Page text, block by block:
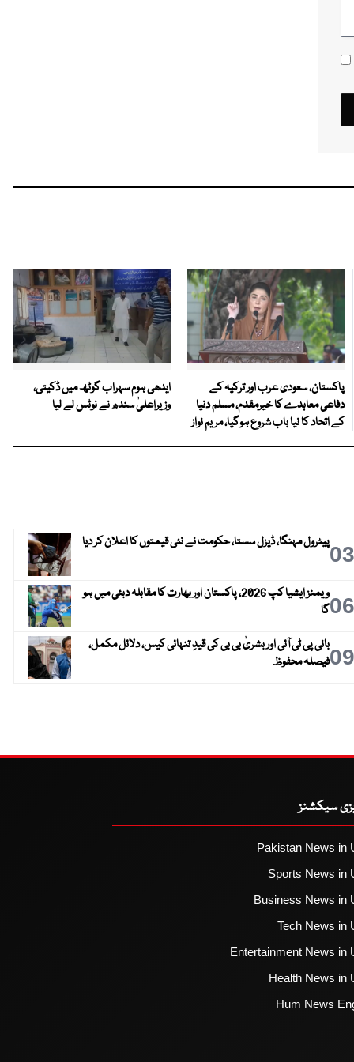
پاکستان، سعودی عرب اور ترکیہ کے
دفاعی معاہدے کا خیرمقدم، مسلم دنیا
کے اتحاد کا نیا باب شروع ہوگیا، مریم نواز
ایدھی ہوم سہراب گوٹھ میں ڈکیتی،
وزیراعلیٰ سندھ نے نوٹس لے لیا
03پیٹرول مہنگا، ڈیزل سستا، حکومت نے نئی قیمتوں کا اعلان کر دیا
06
ویمنز ایشیا کپ 2026، پاکستان اور بھارت کا مقابلہ دبئی میں ہو
گا
09بانی پی ٹی آئی اور بشریٰ بی بی کی قیدِ تنہائی کیس، دلائل مکمل،
فیصلہ محفوظ
سیکشنز
Pakistan News in
Sports News in
Business News in
Tech News in
Entertainment News in
Health News in
Hum News